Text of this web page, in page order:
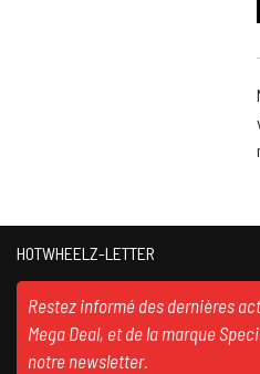
HOTWHEELZ-LETTER
Restez informé des dernières
Mega Deal, et de la marque
notre newsletter.